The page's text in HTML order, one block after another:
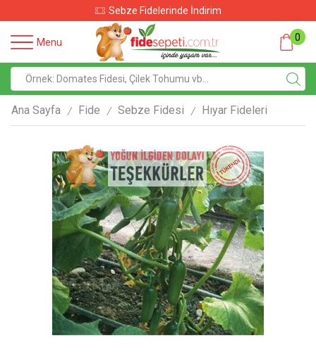
Sebze Fidelerinde İndirim
Menu 0
Ana Sayfa / Fide / Sebze Fidesi / Hıyar Fideleri